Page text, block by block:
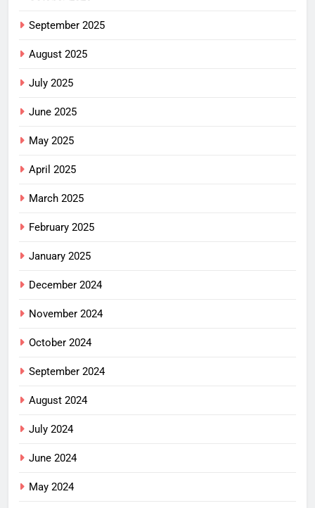
September 2025
August 2025
July 2025
June 2025
May 2025
April 2025
March 2025
February 2025
January 2025
December 2024
November 2024
October 2024
September 2024
August 2024
July 2024
June 2024
May 2024